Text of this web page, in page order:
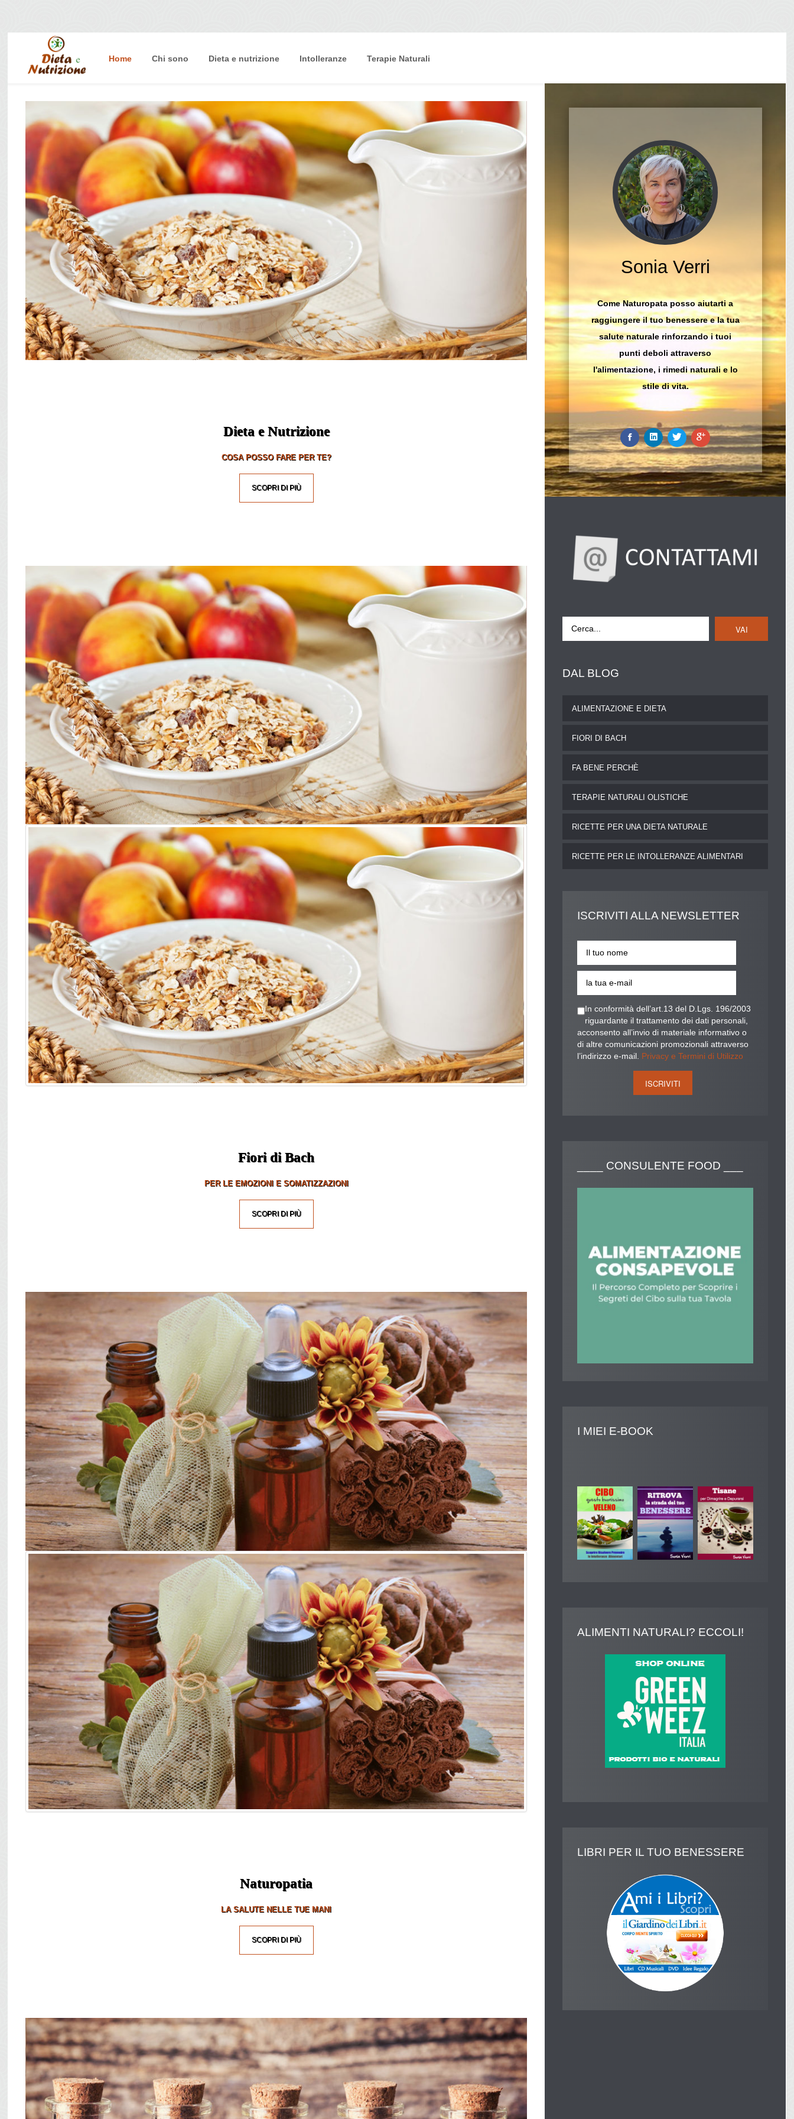
Intolleranze
Terapie Naturali
Home Chi sono Dieta e nutrizione Intolleranze Terapie Naturali
Dieta e Nutrizione
COSA POSSO FARE PER TE?
SCOPRI DI PIÙ
Fiori di Bach
PER LE EMOZIONI E SOMATIZZAZIONI
SCOPRI DI PIÙ
Naturopatia
LA SALUTE NELLE TUE MANI
SCOPRI DI PIÙ
Sonia Verri
Come Naturopata posso aiutarti a
raggiungere il tuo benessere e la tua
salute naturale rinforzando i tuoi
punti deboli attraverso
l'alimentazione, i rimedi naturali e lo
stile di vita.
VAI
DAL BLOG
ALIMENTAZIONE E DIETA
FIORI DI BACH
FA BENE PERCHÈ
TERAPIE NATURALI OLISTICHE
RICETTE PER UNA DIETA NATURALE
RICETTE PER LE INTOLLERANZE ALIMENTARI
ISCRIVITIALLA NEWSLETTER
In conformità dell’art.13 del D.Lgs. 196/2003
riguardante il trattamento dei dati personali,
acconsento all’invio di materiale informativo o
di altre comunicazioni promozionali attraverso
l’indirizzo e-mail. Privacy e Termini di Utilizzo
CONSULENTE FOOD ___
I MIEI E-BOOK
ALIMENTI NATURALI? ECCOLI!
LIBRI PER IL TUO BENESSERE